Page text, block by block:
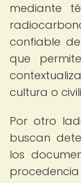
mediante
confiable
que
cultura o
Por otro
buscan
los